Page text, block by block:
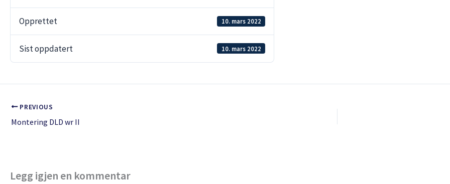
Opprettet 10. mars 2022
Sist oppdatert 10. mars 2022
PREVIOUS
Montering DLD wr II
Legg igjen en kommentar